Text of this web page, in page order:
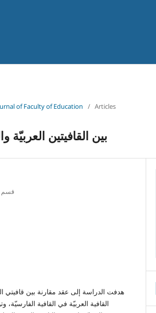
of Faculty of Education / Articles
بين القافيتين
قسم
القافية العربيّة في القافية